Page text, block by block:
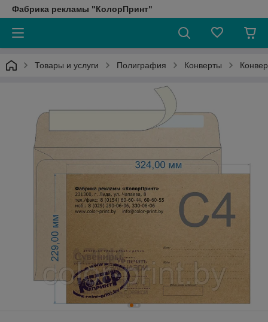
Фабрика рекламы "КолорПринт"
Товары и услуги Полиграфия Конверты